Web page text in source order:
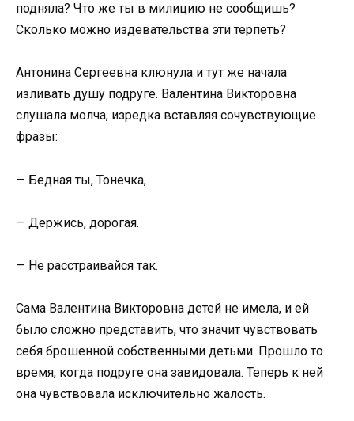
подняла? Что же ты в милицию не сообщишь?
Сколько можно издевательства эти терпеть?
Антонина Сергеевна клюнула и тут же начала
изливать душу подруге. Валентина Викторовна
слушала молча, изредка вставляя сочувствующие
фразы:
— Бедная ты, Тонечка,
— Держись, дорогая.
— Не расстраивайся так.
Сама Валентина Викторовна детей не имела, и ей
было сложно представить, что значит чувствовать
себя брошенной собственными детьми. Прошло то
время, когда подруге она завидовала. Теперь к ней
она чувствовала исключительно жалость.